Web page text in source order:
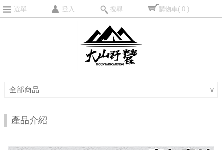
選單 登入 搜尋 購物車( 0 )
全部商品 ∨
產品介紹